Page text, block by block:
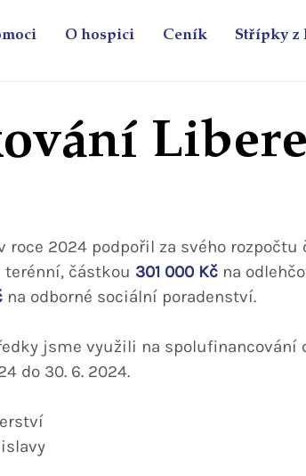
O hospici Ceník Střípky z
roce 2024 podpořil za svého rozpočtu
částkou 301 000 Kč na
na odborné sociální poradenství.
jsme využili na spolufinancování
do 30. 6. 2024.